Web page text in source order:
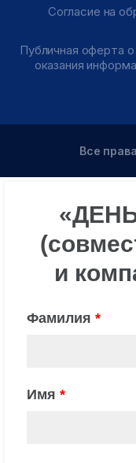
Согласие на
Публичная оферта
оказания
Все